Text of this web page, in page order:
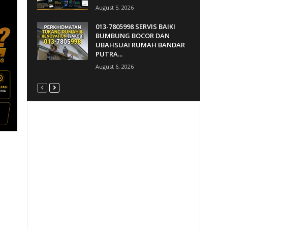
August 5, 2026
013-7805998 SERVIS BAIKI
BUMBUNG BOCOR DAN
UBAHSUAI RUMAH BANDAR
PUTRA...
August 6, 2026